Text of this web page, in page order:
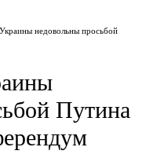
недовольны просьбой
Путина